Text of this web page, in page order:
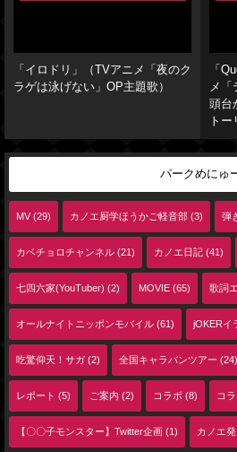
「イロドリ」（TVアニメ「夜のク
ラゲは泳げない」OP主題歌）
「
メ「
頭台
ト
パークめにゅ
MV (29) カノエ厨学ほうかご軽音部 (3) 弾
カベチョロチャンネル (21) カノエ日記 (41)
七四六家(YouTuber) (2) MOVIE (65) 歌詞
オールナイトニッポンモバイル (61) jOKERイ
吃驚仰天！サガ (2) 全国キャラバンツアー (24)
レポート (5) ご案内 (2) コラボ (8) コ
【〇〇子モンスター】Twitter企画 (1) カノエ発